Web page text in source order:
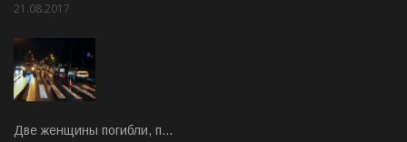
21.08.2017
Две женщины погибли, п…